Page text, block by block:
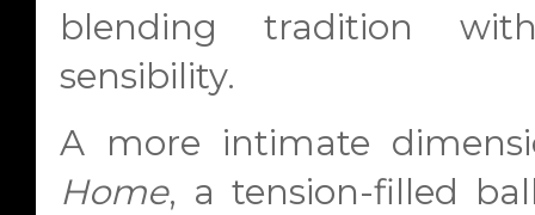
blending tradition
sensibility.
A more intimate
Home, a tension-filled